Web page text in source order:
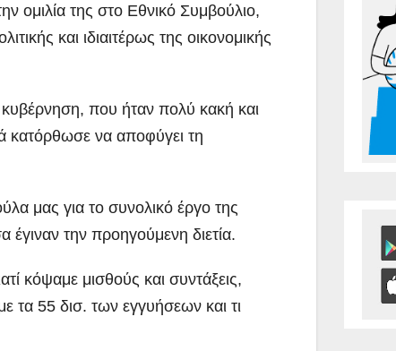
ομιλία της στο Εθνικό Συμβούλιο,
και ιδιαιτέρως της οικονομικής
που ήταν πολύ κακή και
κατόρθωσε να αποφύγει τη
μας για το συνολικό έργο της
την προηγούμενη διετία.
κόψαμε μισθούς και συντάξεις,
τα 55 δισ. των εγγυήσεων και τι